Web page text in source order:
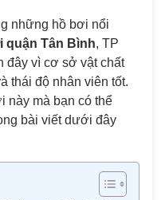
những hồ bơi nổi
quận Tân Bình, TP
đây vì cơ sở vật chất
thái độ nhân viên tốt.
này mà bạn có thể
bài viết dưới đây